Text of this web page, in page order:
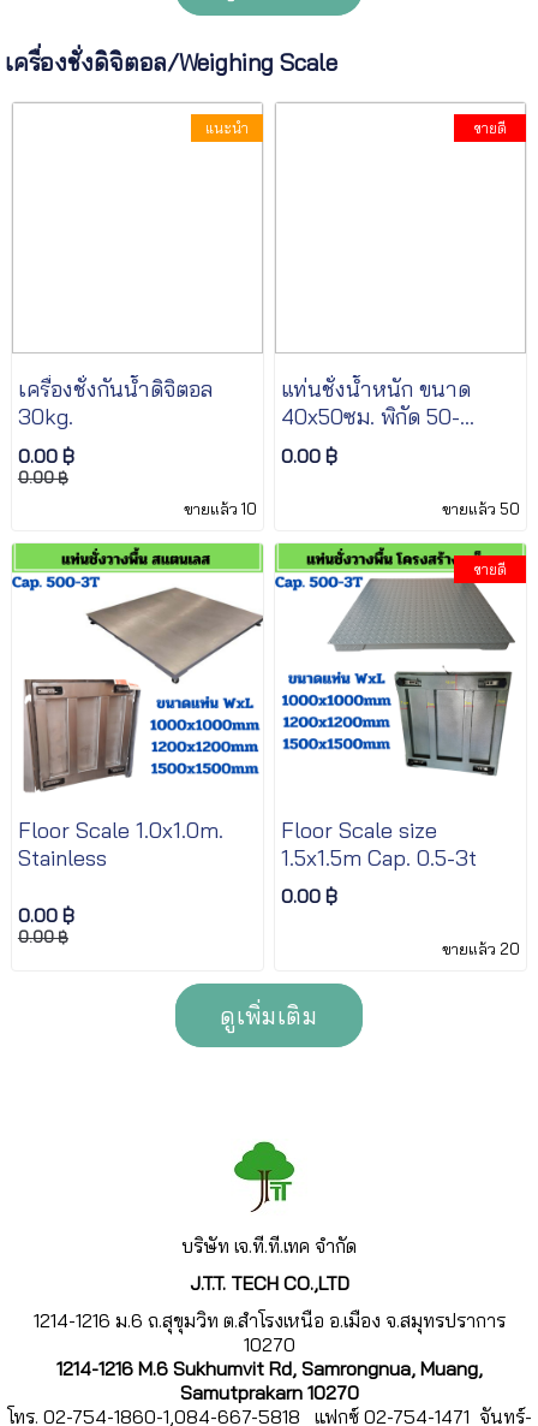
เครื่องชั่งดิจิตอล/Weighing Scale
แนะนำ
เครื่องชั่งกันน้ำดิจิตอล
30kg.
0.00 ฿
0.00 ฿
ขายแล้ว 10
ขายดี
แท่นชั่งน้ำหนัก ขนาด
40x50ซม. พิกัด 50-
150kg.
0.00 ฿
ขายแล้ว 50
Floor Scale 1.0x1.0m.
Stainless
0.00 ฿
0.00 ฿
ขายดี
Floor Scale size
1.5x1.5m Cap. 0.5-3t
0.00 ฿
ขายแล้ว 20
ดูเพิ่มเติม
บริษัท เจ.ที.ที.เทค จำกัด
J.T.T. TECH CO.,LTD
1214-1216 ม.6 ถ.สุขุมวิท ต.สำโรงเหนือ อ.เมือง จ.สมุทรปราการ
10270
1214-1216 M.6 Sukhumvit Rd, Samrongnua, Muang,
Samutprakarn 10270
โทร. 02-754-1860-1,084-667-5818 แฟกซ์ 02-754-1471 จันทร์-